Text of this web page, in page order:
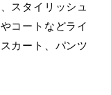
スタイリッシュ
コートなどライ
カート、パンツ